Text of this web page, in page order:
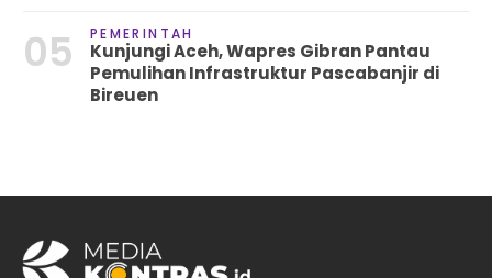
05 PEMERINTAH
Kunjungi Aceh, Wapres Gibran Pantau
Pemulihan Infrastruktur Pascabanjir di
Bireuen